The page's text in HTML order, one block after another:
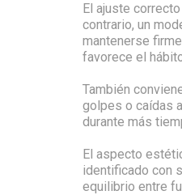
El ajuste
contrario, un
mantenerse
favorece el
También
golpes o caídas
durante más
El aspecto
identificado con
equilibrio entre